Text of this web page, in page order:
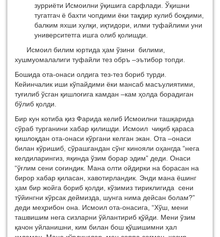
зурриёти Исмоилни ўқишига сарфлади. Ўқишни
тугатгач ё бахти чопдими ёки тақдир кулиб боқдими,
балким яхши хулқи, иқтидори, илми туфайлими уни
университетга ишга олиб қолишди.
Исмоил билим юртида ҳам ўзини билими,
хушмуомалалиги туфайли тез обръ –эътибор топди.
Бошида ота-онаси олдига тез-тез бориб турди.
Кейинчалик иши кўпайдими ёки мансаб масъулиятими,
туғилиб ўсган қишлоғига камдан –кам ҳолда борадиган
бўлиб қолди.
Бир кун котиба қиз Фарида келиб Исмоилни ташқарида
сўраб турганини хабар қилишди. Исмоил чиқиб қараса
қишлоқдан ота-онаси кўргани келган экан. Ота –онаси
билан кўришиб, сўрашгандан сўнг кинояли оҳангда “нега
келдиларингиз, яқинда ўзим борар эдим” деди. Онаси
“ўғлим сени соғиндик. Мана олти ойдирки на борасан на
бирор хабар қиласан, хавотирландик. Энди мана ёшинг
ҳам бир жойга бориб қолди, кўзимиз тириклигида сени
тўйингни кўрсак деймизда, шунга нима дейсан болам?”
деди меҳрибон она. Исмоил ота-онасига, “Хўш, мени
ташвишим нега сизларни ўйлантириб қўйди. Мени ўзим
қачон уйланишни, ким билан бош қўшишимни ҳал